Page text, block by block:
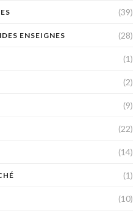
(39)
ENSEIGNES (28)
(1)
(2)
(9)
(22)
(14)
(1)
(10)